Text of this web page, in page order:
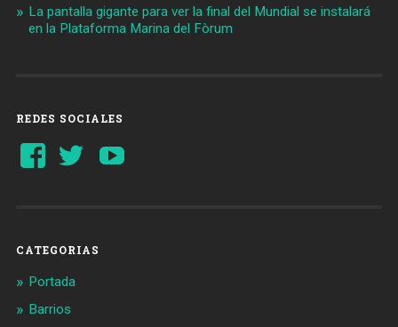
La pantalla gigante para ver la final del Mundial se instalará
en la Plataforma Marina del Fòrum
REDES SOCIALES
Ver
perfil
Ver
perfil
CATEGORIAS
Portada
Barrios